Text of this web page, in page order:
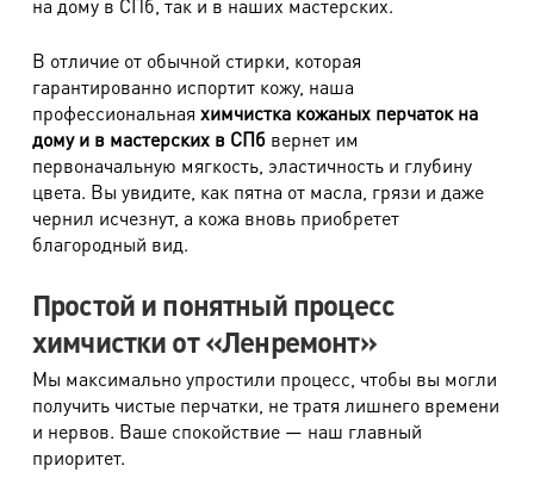
Вечерним считается платье при наличии любого из
признаков: наличие сложной декоративной отделки
(стеклярус, пайетки, бисер, камни, перья, мех и т.п.),
лифа-корсета, сложных в обработке тканей ( шелк,
вискоза, парча, бархат).
Трикотаж, спортивная одежда
Наименование работ
Джемпер (жакет)
Пончо, кардиган
680 руб.
Жилет, болеро
420 руб.
на дому в СПб, так и в наших мастерских.
В отличие от обычной стирки, которая
гарантированно испортит кожу, наша
профессиональная химчистка кожаных перчаток на
дому и в мастерских в СПбвернет им
первоначальную мягкость, эластичность и глубину
цвета. Вы увидите, как пятна от масла, грязи и даже
чернил исчезнут, а кожа вновь приобретет
благородный вид.
Простой и понятный процесс
химчистки от «Ленремонт»
Мы максимально упростили процесс, чтобы вы могли
получить чистые перчатки, не тратя лишнего времени
и нервов. Ваше спокойствие — наш главный
приоритет.